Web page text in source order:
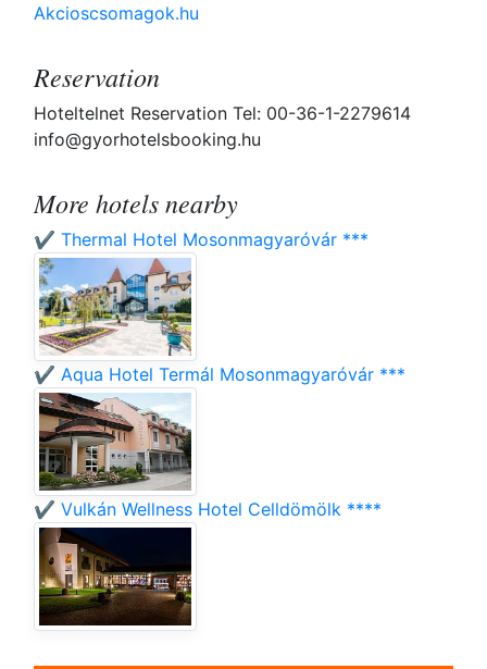
Akcioscsomagok.hu
Reservation
Hoteltelnet Reservation Tel: 00-36-1-2279614
info@gyorhotelsbooking.hu
More hotels nearby
✔️ Thermal Hotel Mosonmagyaróvár ***
✔️ Aqua Hotel Termál Mosonmagyaróvár ***
✔️ Vulkán Wellness Hotel Celldömölk ****